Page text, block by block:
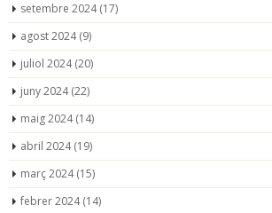
setembre 2024(17)
agost 2024(9)
juliol 2024(20)
juny 2024(22)
maig 2024(14)
abril 2024(19)
març 2024(15)
febrer 2024(14)